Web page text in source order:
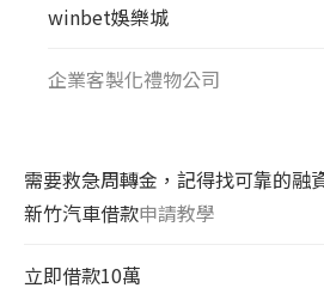
winbet娛樂城
企業客製化禮物公司
需要救急周轉金，記得找可靠的融
新竹汽車借款申請教學
立即借款10萬